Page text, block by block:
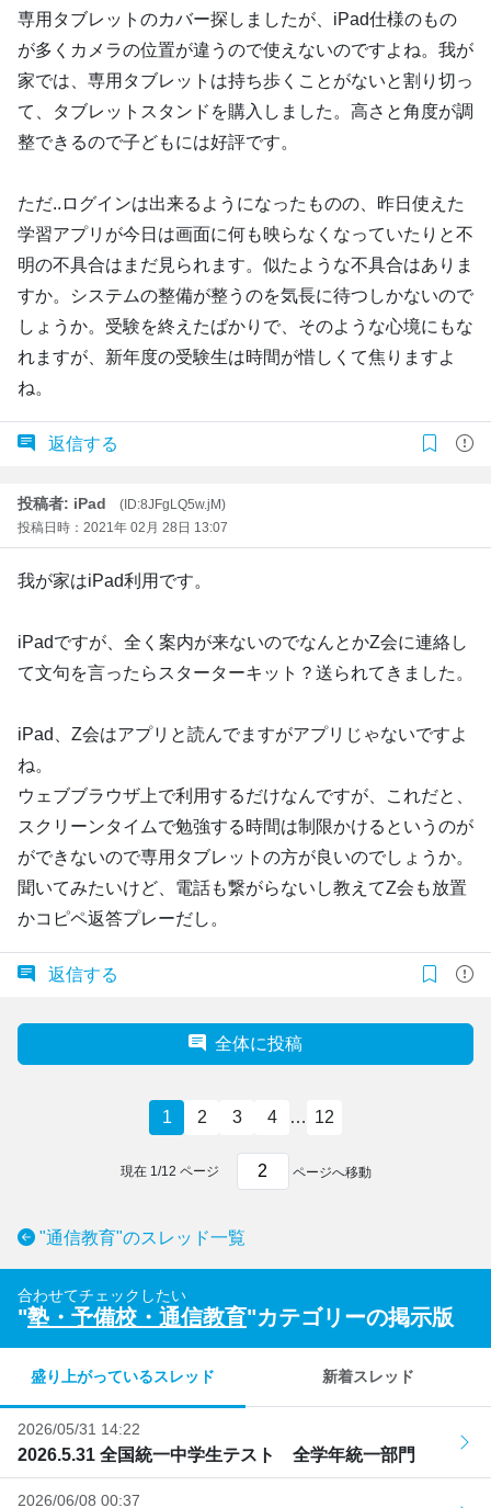
専用タブレットのカバー探しましたが、iPad仕様のもの
が多くカメラの位置が違うので使えないのですよね。我が
家では、専用タブレットは持ち歩くことがないと割り切っ
て、タブレットスタンドを購入しました。高さと角度が調
整できるので子どもには好評です。
ただ..ログインは出来るようになったものの、昨日使えた
学習アプリが今日は画面に何も映らなくなっていたりと不
明の不具合はまだ見られます。似たような不具合はありま
すか。システムの整備が整うのを気長に待つしかないので
しょうか。受験を終えたばかりで、そのような心境にもな
れますが、新年度の受験生は時間が惜しくて焦りますよ
ね。
返信する
投稿者: iPad
(ID:8JFgLQ5w.jM)
投稿日時：2021年 02月 28日 13:07
我が家はiPad利用です。
iPadですが、全く案内が来ないのでなんとかZ会に連絡し
て文句を言ったらスターターキット？送られてきました。
iPad、Z会はアプリと読んでますがアプリじゃないですよ
ね。
ウェブブラウザ上で利用するだけなんですが、これだと、
スクリーンタイムで勉強する時間は制限かけるというのが
ができないので専用タブレットの方が良いのでしょうか。
聞いてみたいけど、電話も繋がらないし教えてZ会も放置
かコピペ返答プレーだし。
返信する
全体に投稿
1 2 3 4 … 12
現在 1 /12 ページ ページへ移動
"通信教育"のスレッド一覧
合わせてチェックしたい
"塾・予備校・通信教育"カテゴリーの掲示版
盛り上がっているスレッド 新着スレッド
2026/05/31 14:22
2026.5.31 全国統一中学生テスト 全学年統一部門
2026/06/08 00:37